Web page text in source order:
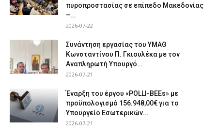
πυροπροστασίας σε επίπεδο Μακεδονίας
–...
2026-07-22
Συνάντηση εργασίας του ΥΜΑΘ
Κωνσταντίνου Π. Γκιουλέκα με τον
Αναπληρωτή Υπουργό...
2026-07-21
Έναρξη του έργου «POLLI-BEEs» με
προϋπολογισμό 156.948,00€ για το
Υπουργείο Εσωτερικών...
2026-07-21